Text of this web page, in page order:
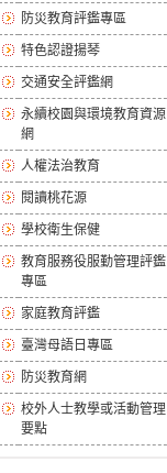
防災教育評鑑專區
特色認證揚琴
交通安全評鑑網
永續校園與環境教育資源
網
人權法治教育
閱讀桃花源
學校衛生保健
教育服務役服勤管理評鑑
專區
家庭教育評鑑
臺灣母語日專區
防災教育網
校外人士教學或活動管理
要點